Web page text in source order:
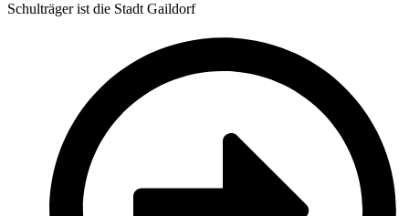
Schulträger ist die Stadt Gaildorf